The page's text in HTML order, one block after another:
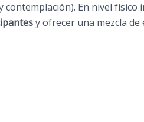
contemplación). En nivel físico
y ofrecer una mezcla de